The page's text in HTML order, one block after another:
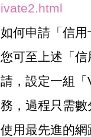
ivate2.html
如何申請「信
您可至上述「
請，設定一組
務，過程只需
使用最先進的